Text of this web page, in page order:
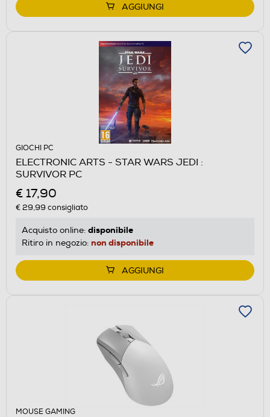
AGGIUNGI
GIOCHI PC
ELECTRONIC ARTS - STAR WARS JEDI :
SURVIVOR PC
€ 17,90
€ 29,99 consigliato
Acquisto online: disponibile
Ritiro in negozio: non disponibile
AGGIUNGI
MOUSE GAMING